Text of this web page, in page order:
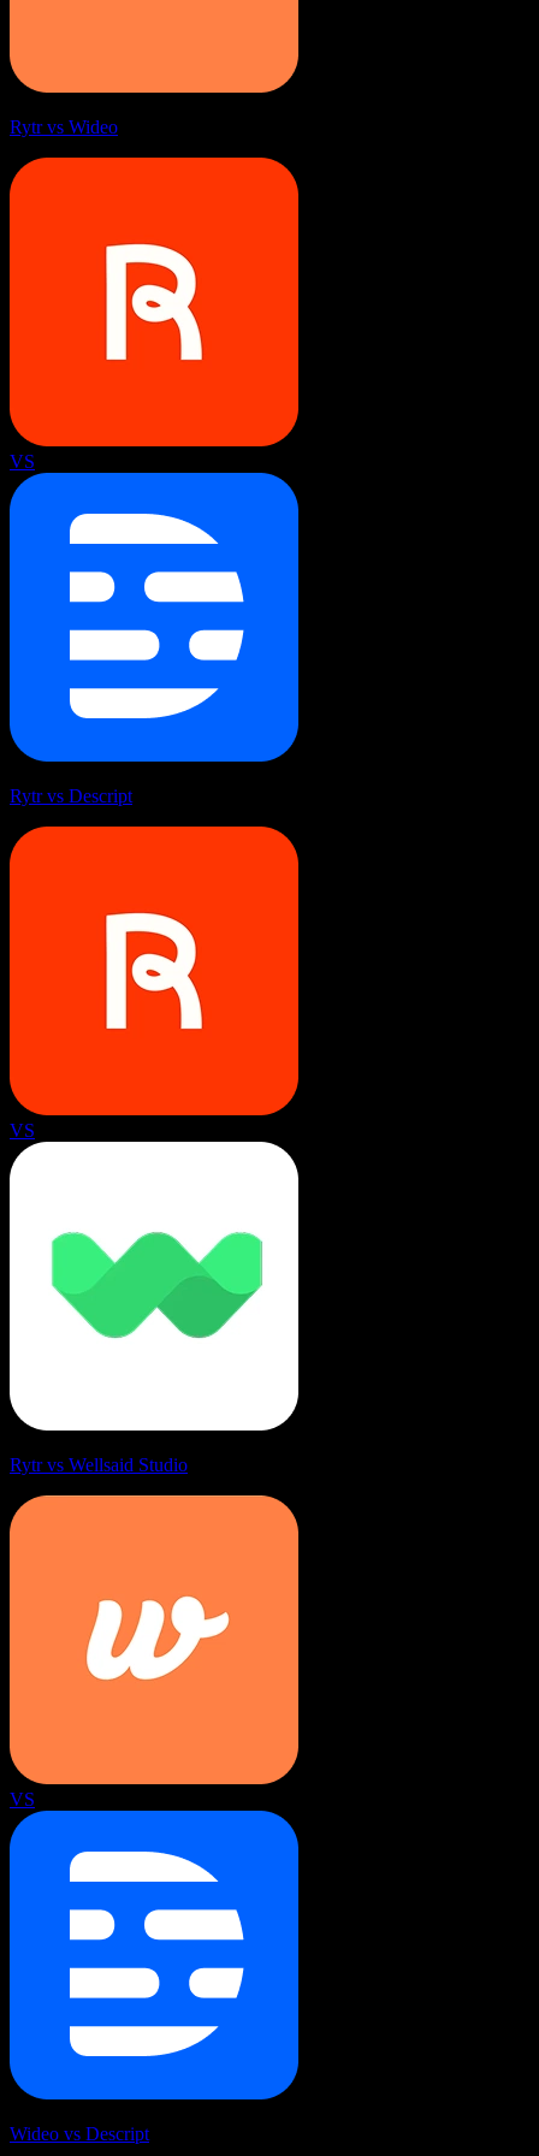
Rytr vs Wideo
VS
Rytr vs Descript
VS
Rytr vs Wellsaid Studio
VS
Wideo vs Descript